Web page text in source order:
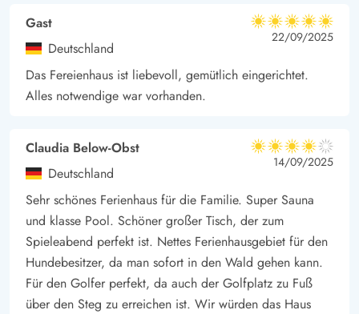
Gelegen in Henneby, bietet dieses Ferienhaus zahlreiche
Freizeitmöglichkeiten direkt vor Ort. Die Umgebung ist ideal
für Naturliebhaber: Die umliegenden Wälder und natürlichen
Parks sind perfekt für Wanderungen, Radtouren und
Tierbeobachtungen. Besonders die dänische Westküste ist
Naturfreund begeistern wird. Mit nur 2600 Meter zum
Nordsee, könnt ihr jederzeit einen entspannten
Strandspaziergang an den langen und kreideweißen
Sandstrand der dänischen Westküste unternehmen.
Einkaufsmöglichkeiten sowie auch mehrere Restaurants und
Cafés, befinden sich im populären Badeort Henne Strand, nur
2,3 Kilometer von euer Urlaubsadresse am Strandgodsvej 6,
entfernt.
Gast
Deutschland
5 von 5
5 von 5
5 out of 5
22/09/2025
Das Fereienhaus ist liebevoll, gemütlich eingerichtet.
Alles notwendige war vorhanden.
Claudia Below-Obst
Deutschland
4 von 5
4 von 5
4 out of 5
14/09/2025
Sehr schönes Ferienhaus für die Familie. Super Sauna
und klasse Pool. Schöner großer Tisch, der zum
Spieleabend perfekt ist. Nettes Ferienhausgebiet für den
Hundebesitzer, da man sofort in den Wald gehen kann.
Für den Golfer perfekt, da auch der Golfplatz zu Fuß
über den Steg zu erreichen ist. Wir würden das Haus